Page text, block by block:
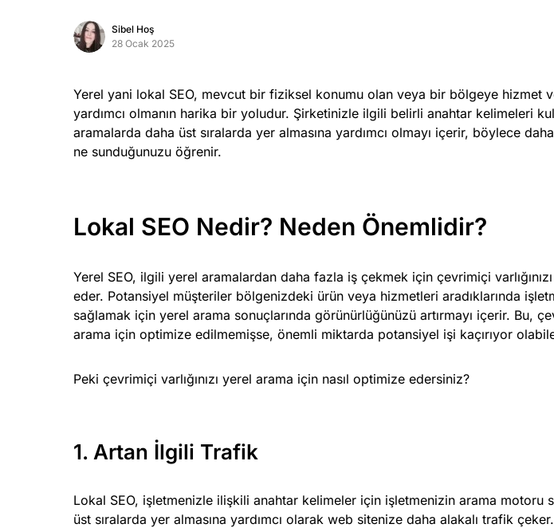
Yapay Zeka
Bilgi Bankası
Müşteri Giriş
Yeni Kayıt
Sibel Hoş
28 Ocak 2025
Yerel yani lokal SEO, mevcut bir fiziksel konumu olan veya bir bölgeye hizmet
yardımcı olmanın harika bir yoludur. Şirketinizle ilgili belirli anahtar kelimeleri
aramalarda daha üst sıralarda yer almasına yardımcı olmayı içerir, böylece
ne sunduğunuzu öğrenir.
Lokal SEO Nedir? Neden Önemlidir?
Yerel SEO, ilgili yerel aramalardan daha fazla iş çekmek için çevrimiçi
eder. Potansiyel müşteriler bölgenizdeki ürün veya hizmetleri aradıklarında
sağlamak için yerel arama sonuçlarında görünürlüğünüzü artırmayı içerir. Bu,
arama için optimize edilmemişse, önemli miktarda potansiyel işi kaçırıyor
Peki çevrimiçi varlığınızı yerel arama için nasıl optimize edersiniz?
1. Artan İlgili Trafik
Lokal SEO, işletmenizle ilişkili anahtar kelimeler için işletmenizin arama motoru
üst sıralarda yer almasına yardımcı olarak web sitenize daha alakalı trafik